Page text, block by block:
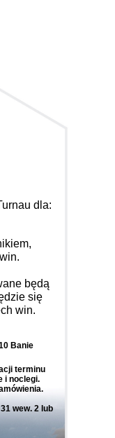
dla:
będą
się
win.
Banie
terminu
i noclegi.
wew. 2 lub